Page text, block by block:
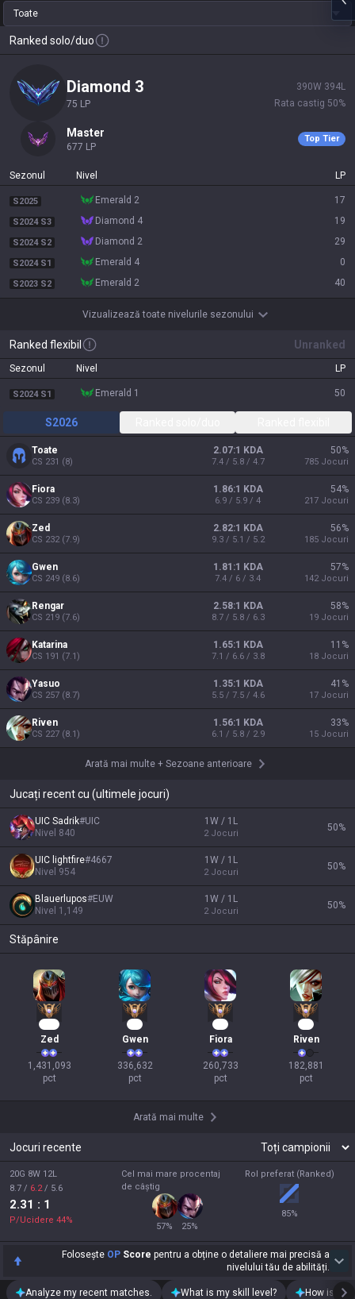
Toate
Ranked solo/duo
diamond 3
75 LP
390W 394L
Rata castig 50%
master
677 LP
Top Tier
Sezonul Nivel LP
S2025 emerald 2 17
S2024 S3 diamond 4 19
S2024 S2 diamond 2 29
S2024 S1 emerald 4 0
S2023 S2 emerald 2 40
Vizualizează toate nivelurile sezonului
Ranked flexibil Unranked
Sezonul Nivel LP
S2024 S1 emerald 1 50
S2026
Toate
CS 231 (8)
2.07:1 KDA
7.4 / 5.8 / 4.7
50%
785 Jocuri
Fiora
CS 239 (8.3)
1.86:1 KDA
6.9 / 5.9 / 4
54%
217 Jocuri
Zed
CS 232(7.9)
2.82:1 KDA
9.3 / 5.1 / 5.2
56%
185 Jocuri
Gwen
CS 249 (8.6)
1.81:1 KDA
7.4 / 6 / 3.4
57%
142 Jocuri
Rengar
CS 219 (7.6)
2.58:1 KDA
8.7 / 5.8 / 6.3
58%
19 Jocuri
Katarina
CS 191 (7.1)
1.65:1 KDA
7.1 / 6.6 / 3.8
11 %
18 Jocuri
Yasuo
CS 257 (8.7)
1.35:1 KDA
5.5 / 7.5 / 4.6
41 %
17 Jocuri
Riven
CS 227 (8.1)
1.56:1 KDA
6.1 / 5.8 / 2.9
33%
15 Jocuri
Arată mai multe+ Sezoane anterioare
Jucați recent cu (ultimele jocuri)
UIC Sadrik#UIC
Nivel 840
1W / 1L
2 Jocuri
50%
UIC lightfire#4667
Nivel 954
1W / 1L
2 Jocuri
50%
Blauerlupos#EUW
Nivel 1,149
1W / 1L
2 Jocuri
50%
Stăpânire
Zed
1,431,093
pct
Gwen
336,632
pct
Fiora
260,733
pct
Riven
182,881
pct
Arată mai multe
Jocuri recente
20G 8W 12L
8.7 / 6.2/ 5.6
2.31 : 1
P/Ucidere 44%
Cel mai mare procentaj
de câștig
57% 25%
Rol preferat (Ranked)
85%
Folosește OP Score pentru a obține o detaliere mai precisă a
nivelului tău de abilități.
Analyze my recent matches. What is my skill level? How is my